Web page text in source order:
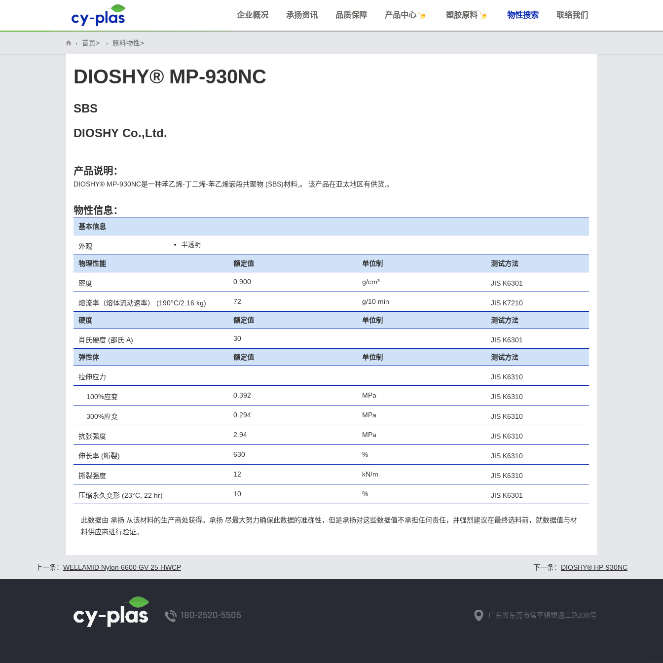
企业概况 承扬资讯 品质保障 产品中心 塑胶原料 物性搜索 联络我们
首页> 原料物性>
DIOSHY® MP-930NC
SBS
DIOSHY Co.,Ltd.
产品说明：
DIOSHY® MP-930NC是一种苯乙烯-丁二烯-苯乙烯嵌段共聚物 (SBS)材料,。 该产品在亚太地区有供货,。
物性信息：
基本信息
外观 半透明
物理性能 额定值 单位制 测试方法
密度 0.900 g/cm³ JIS K6301
熔流率（熔体流动速率） (190°C/2.16 kg) 72 g/10 min JIS K7210
硬度 额定值 单位制 测试方法
肖氏硬度 (邵氏 A) 30 JIS K6301
弹性体 额定值 单位制 测试方法
拉伸应力 JIS K6310
100%应变 0.392 MPa JIS K6310
300%应变 0.294 MPa JIS K6310
抗张强度 2.94 MPa JIS K6310
伸长率 (断裂) 630 % JIS K6310
撕裂强度 12 kN/m JIS K6310
压缩永久变形 (23°C, 22 hr) 10 % JIS K6301
此数据由 承扬 从该材料的生产商处获得。承扬 尽最大努力确保此数据的准确性，但是承扬对这些数据值不承担任何责任，并强烈建议在最终选料前，就数据值与材
料供应商进行验证。
上一条： WELLAMID Nylon 6600 GV 25 HWCP 下一条： DIOSHY® HP-930NC
180-2520-5505 广东省东莞市常平镇塑通二路238号